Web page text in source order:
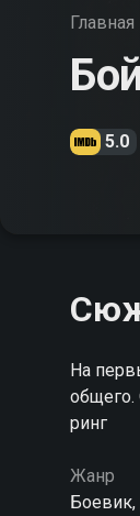
Главная
5.0
На
общего.
ринг
Жанр